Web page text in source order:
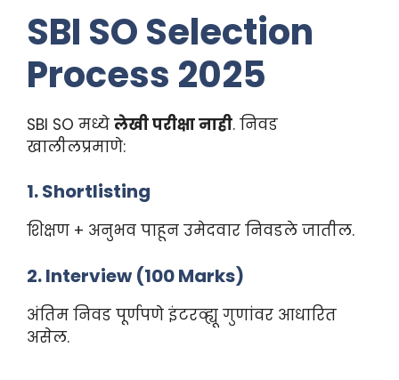
SBI SO Selection
Process 2025
SBI SO मध्ये लेखी परीक्षा नाही. निवड
खालीलप्रमाणे:
1. Shortlisting
शिक्षण + अनुभव पाहून उमेदवार निवडले जातील.
2. Interview (100 Marks)
अंतिम निवड पूर्णपणे इंटरव्ह्यू गुणांवर आधारित
असेल.